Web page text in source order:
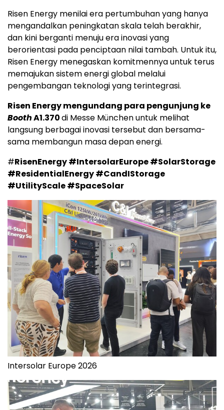
Risen Energy menilai era pertumbuhan yang hanya
mengandalkan peningkatan skala telah berakhir,
dan kini berganti menuju era inovasi yang
berorientasi pada penciptaan nilai tambah. Untuk itu,
Risen Energy menegaskan komitmennya untuk terus
memajukan sistem energi global melalui
pengembangan teknologi yang terintegrasi.
Risen Energy mengundang para pengunjung ke
BoothA1.370di Messe München untuk melihat
langsung berbagai inovasi tersebut dan bersama-
sama membangun masa depan energi.
#RisenEnergy #IntersolarEurope #SolarStorage
#ResidentialEnergy #CandIStorage
#UtilityScale #SpaceSolar
Intersolar Europe 2026